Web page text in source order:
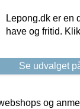
Lepong.dk er en
have og fritid.
Se udvalget
og